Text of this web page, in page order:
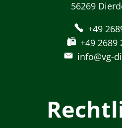
56269
+49
+49 2689
info@vg-